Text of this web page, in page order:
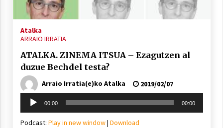
Telebistaren eskutik
2021/06/30
Atalka
ARRAIO IRRATIA
ATALKA. ZINEMA ITSUA – Ezagutzen al
duzue Bechdel testa?
Arraio Irratia(e)ko Atalka
2019/02/07
Soinu
erreproduzigailua
00:00 00:00
Podcast: Play in new window| Download